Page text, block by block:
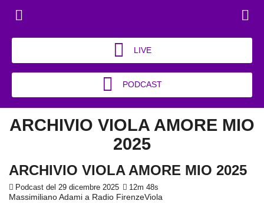
LIVE
PODCAST
ARCHIVIO VIOLA AMORE MIO
2025
ARCHIVIO VIOLA AMORE MIO 2025
Podcast del 29 dicembre 2025 12m 48s
Massimiliano Adami a Radio FirenzeViola